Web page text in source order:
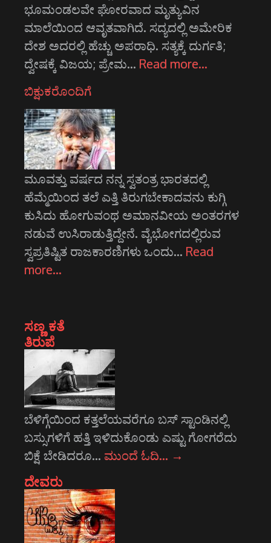
ಭೂಮಂಡಲವೇ ಘೋರವಾದ ಮೃತ್ಯುವಿನ
ಮಾಲೆಯಿಂದ ಆವೃತವಾಗಿದೆ. ಸದ್ಯದಲ್ಲಿ ಅಮೇರಿಕ
ದೇಶ ಅದರಲ್ಲಿ ಹೆಚ್ಚು ಅಪರಾಧಿ. ಸತ್ಯಕ್ಕೆ ದುರ್ಗತಿ;
ದ್ವೇಷಕ್ಕೆ ವಿಜಯ; ಪ್ರೇಮ… Read more…
ಬಿಕ್ಷುಕರೊಂದಿಗೆ
ಮೂವತ್ತು ವರ್ಷದ ನನ್ನ ಸ್ವತಂತ್ರ ಭಾರತದಲ್ಲಿ
ಹೆಮ್ಮೆಯಿಂದ ತಲೆ ಎತ್ತಿ ತಿರುಗಬೇಕಾದವನು ಕುಗ್ಗಿ
ಕುಸಿದು ಹೋಗುವಂಥ ಅಮಾನವೀಯ ಅಂತರಗಳ
ನಡುವೆ ಉಸಿರಾಡುತ್ತಿದ್ದೇನೆ. ವೈಭೋಗದಲ್ಲಿರುವ
ಸ್ವಪ್ರತಿಷ್ಟಿತ ರಾಜಕಾರಣಿಗಳು ಒಂದು… Read
more…
ಸಣ್ಣ ಕತೆ
ತಿರುಪೆ
ಬೆಳಿಗ್ಗೆಯಿಂದ ಕತ್ತಲೆಯವರೆಗೂ ಬಸ್ ಸ್ಟಾಂಡಿನಲ್ಲಿ
ಬಸ್ಸುಗಳಿಗೆ ಹತ್ತಿ ಇಳಿದುಕೊಂಡು ಎಷ್ಟು ಗೋಗರೆದು
ಬಿಕ್ಷೆ ಬೇಡಿದರೂ… ಮುಂದೆ ಓದಿ… →
ದೇವರು